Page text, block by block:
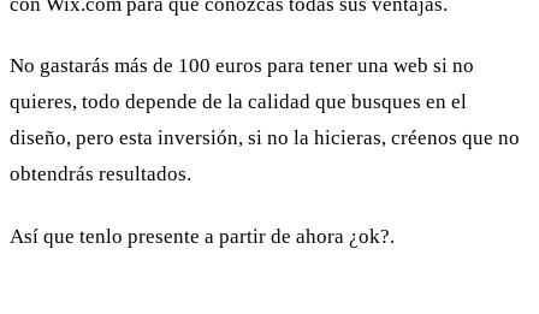
No gastarás más de 100 euros para tener una web si no
quieres, todo depende de la calidad que busques en el
diseño, pero esta inversión, si no la hicieras, créenos que no
obtendrás resultados.
Así que tenlo presente a partir de ahora ¿ok?.